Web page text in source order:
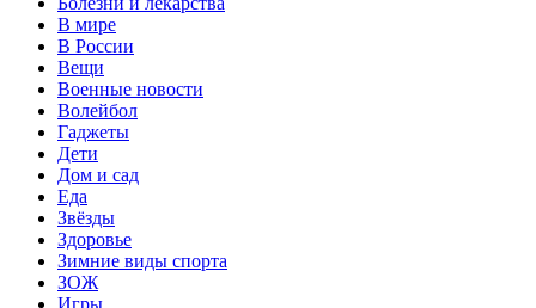
В мире
В России
Вещи
Военные новости
Волейбол
Гаджеты
Дети
Дом и сад
Еда
Звёзды
Здоровье
Зимние виды спорта
ЗОЖ